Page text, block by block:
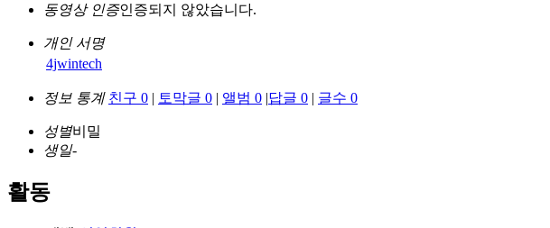
동영상 인증인증되지 않았습니다.
개인 서명
4jwintech
정보 통계 친구 0 | 토막글 0 | 앨범 0 |답글 0 | 글수 0
성별비밀
생일-
활동